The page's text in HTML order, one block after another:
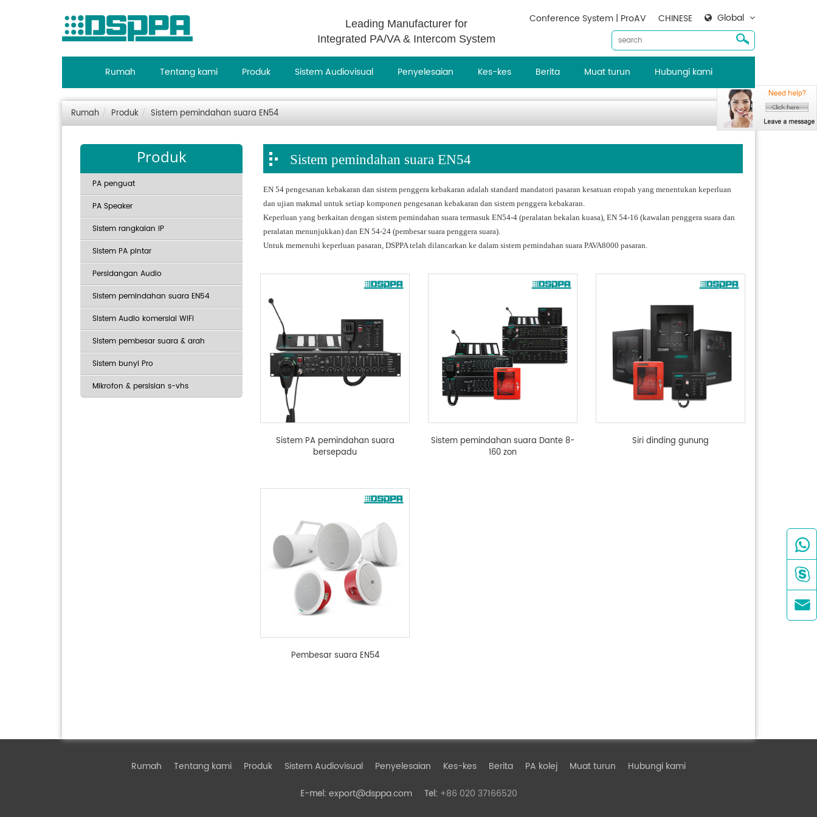
Leading Manufacturer for
Integrated PA/VA & Intercom System
Global
CHINESE
Conference System | ProAV
Rumah Tentang kami Produk Sistem Audiovisual Penyelesaian Kes-kes Berita Muat turun Hubungi kami
Rumah Produk Sistem pemindahan suara EN54
Produk
PA penguat
PA Speaker
Sistem rangkaian IP
Sistem PA pintar
Persidangan Audio
Sistem pemindahan suara EN54
Sistem Audio komersial WiFi
Sistem pembesar suara & arah
Sistem bunyi Pro
Mikrofon & persisian s-vhs
Sistem pemindahan suara EN54
EN 54 pengesanan kebakaran dan sistem penggera kebakaran adalah standard mandatori pasaran kesatuan eropah yang menentukan keperluan
dan ujian makmal untuk setiap komponen pengesanan kebakaran dan sistem penggera kebakaran.
Keperluan yang berkaitan dengan sistem pemindahan suara termasuk EN54-4 (peralatan bekalan kuasa), EN 54-16 (kawalan penggera suara dan
peralatan menunjukkan) dan EN 54-24 (pembesar suara penggera suara).
Untuk memenuhi keperluan pasaran, DSPPA telah dilancarkan ke dalam sistem pemindahan suara PAVA8000 pasaran.
Sistem PA pemindahan suara
bersepadu
Sistem pemindahan suara Dante 8-
160 zon
Siri dinding gunung
Pembesar suara EN54
Rumah Tentang kami Produk Sistem Audiovisual Penyelesaian Kes-kes Berita PA kolej Muat turun Hubungi kami
E-mel: export@dsppa.com Tel: +86 020 37166520


